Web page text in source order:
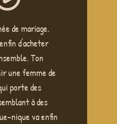
de mariage.
d'acheter
Ton
une femme de
porte des
à des
nique va enfin